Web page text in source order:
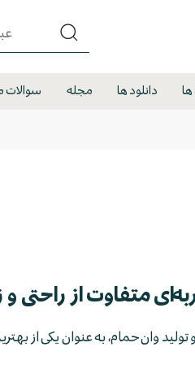
ها دانلود ها مجله سوالات
متفاوت از راحتی و
تولید وان حمام، به عنوان یکی از